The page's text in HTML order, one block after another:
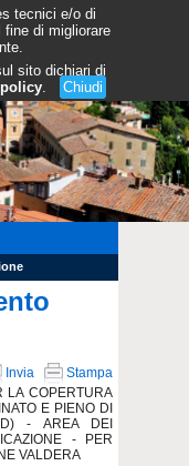
tecnici e/o di
di migliorare
sito dichiari di
. Chiudi
Invia
Stampa
LA COPERTURA
E PIENO DI
D) - AREA DEI
- PER
VALDERA